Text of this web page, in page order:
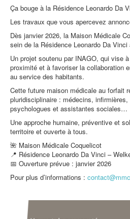
Ça bouge à la Résidence Leonardo Da
Les travaux que vous apercevez
Dès janvier 2026, la Maison Médicale
sein de la Résidence Leonardo Da Vinci
Un projet soutenu par INAGO, qui vise
proximité et à favoriser la collaboration
au service des habitants.
Cette future maison médicale au forfait
pluridisciplinaire : médecins,
psychologues et assistantes sociales…
Une approche humaine, préventive et
territoire et ouverte à tous.
🌺 Maison Médicale Coquelicot
📍 Résidence Leonardo Da Vinci –
📅 Ouverture prévue : janvier 2026
Pour plus d’informations :